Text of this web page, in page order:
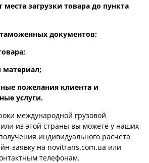
места загрузки товара до пункта
документов;
материал;
пожелания клиента и
услуги.
международной грузовой
из этой страны вы можете у наших
индивидуального расчета
заявку на novitrans.com.ua или
телефонам.